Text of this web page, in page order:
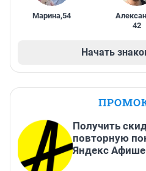
Марина,54
42
Начать
Получить
повторную
Яндекс Афише